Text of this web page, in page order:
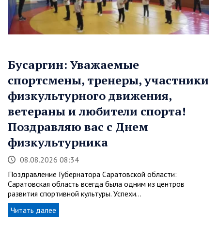
Бусаргин: Уважаемые
спортсмены, тренеры, участники
физкультурного движения,
ветераны и любители спорта!
Поздравляю вас с Днем
физкультурника
08.08.2026 08:34
Поздравление Губернатора Саратовской области:
Саратовская область всегда была одним из центров
развития спортивной культуры. Успехи…
Читать далее